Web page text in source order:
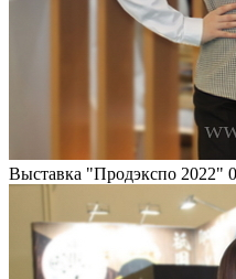
Выставка "Продэкспо 2022"